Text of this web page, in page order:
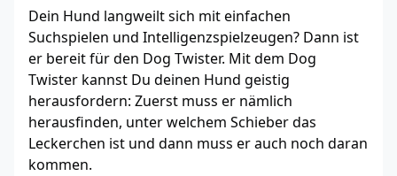
Dein Hund langweilt sich mit einfachen
Suchspielen und Intelligenzspielzeugen? Dann ist
er bereit für den Dog Twister. Mit dem Dog
Twister kannst Du deinen Hund geistig
herausfordern: Zuerst muss er nämlich
herausfinden, unter welchem Schieber das
Leckerchen ist und dann muss er auch noch daran
kommen.